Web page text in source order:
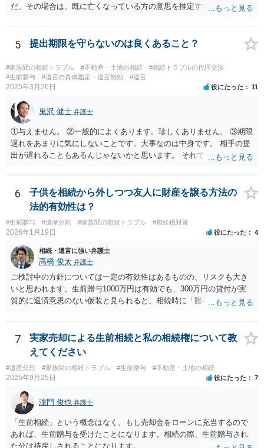
だ、その場合は、既に亡くなっている方の意思を推定することになり
持ち戻し免除の意思表示は書面で明確にしておいていただくべきとい
う結論は変わりません。 誤解を与えるような回答でした。失礼しまし
た。 文言については、「〇〇に対する生前贈与による特別受益の持ち
戻しをすべて免除する」というのがオーソドックスなものですが、ご
心配ならば、弁護士のところに行って、特別受益となりそうな贈与に
ついて説明した上で、適切な文言についてご相談してみてはいかがで
しょうか。
5 提出期限を守らないのは良くあること？
#家族間の相続トラブル #不動産・土地の相続
#相続トラブルの代理交渉
#生前贈与
#遺言の真偽鑑定・遺言無効 #遺言
2025年3月26日 役にたった 11
鬼沢 健士 弁護士
①与えません。 ②一般的によくあります。珍しくありません。 ③期限
遅れをあまりに気にしないことです。大事なのは中身です。 相手の提
出が遅れることもあるんじゃないかと思います。 それでもあなた有利
6
子供を相続から外しつつ友人に財産を譲る方法の
法的有効性は？
#生前贈与 #遺産分割 #家族間の相続トラブル #相続税対策
2026年1月19日 役にたった 4
相続・遺言に強い弁護士
髙橋 俊太 弁護士
ご検討中の方針については一定の有効性はあるものの、リスクも大き
いと思われます。生前贈与1000万円は有効でも、300万円の貸付が実
質的に返済意思のない仮装と見られると、相続時に「贈与」と評価さ
法として考えられるものとしては、 ①信託（家族信託・目的信託） 財
産を信託口に移し、受託者（信頼できる友人や専門職）に管理させ、
・生存中はあなたの生活費・介護費に優先充当 ・残余を友人や慈善団
体へ と使途を厳格に指定。相続ではなく信託帰属になるため、子の関
与を大きく排除できます。 ②遺言＋生命保険の組合せ 生活資金は手元
に残し、余剰資金で受取人を友人・団体にした保険を活用。保険金は
相続財産とは別枠で、遺留分対策にも有効と思われます。 ③負担付死
因贈与 「介護・見守り等を条件に、死亡時に財産を渡す」契約。条件
不履行なら無効にでき、老後の安心を担保できます。 ④ 寄附予約＋解
除条件 慈善団体への寄附を予約しつつ、資金不足時は解除できる条項
を設定。 などがあり得るかと思われます。
7
実家売却による生前相続と私の相続権について教
えてください
#遺産分割 #家族間の相続トラブル #生前贈与 #不動産・土地の相続
2025年9月25日 役にたった 7
濵門 俊也 弁護士
「生前相続」という概念はなく、もし売却金をローンに充当するので
あれば、生前贈与を受けたことになります。相続の際、生前贈与され
た分は持戻しされることになります。